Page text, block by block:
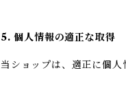
5. 個人情報の適正な取得
当ショップは、適正に個人